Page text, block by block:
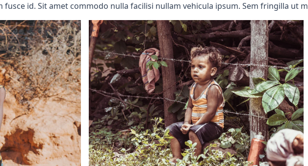
fusce id. Sit amet commodo nulla facilisi nullam vehicula ipsum. Sem fringilla ut